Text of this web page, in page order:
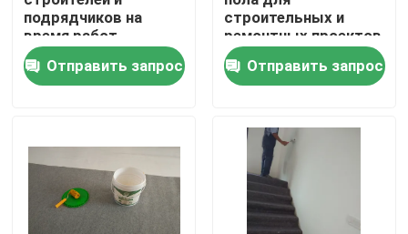
Домой
О нас
Экскурсия по заводу
подрядчиков на
время работ
(усиленная)
Отправить запрос
строительных и
ремонтных проектов
Отправить запрос